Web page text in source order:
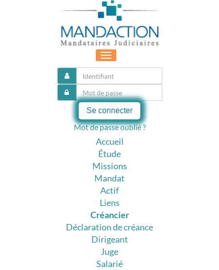
Toggle
navigation
Se connecter
Mot de passe oublié ?
Accueil
Étude
Missions
Mandat
Actif
Liens
Créancier
Déclaration de créance
Dirigeant
Juge
Salarié